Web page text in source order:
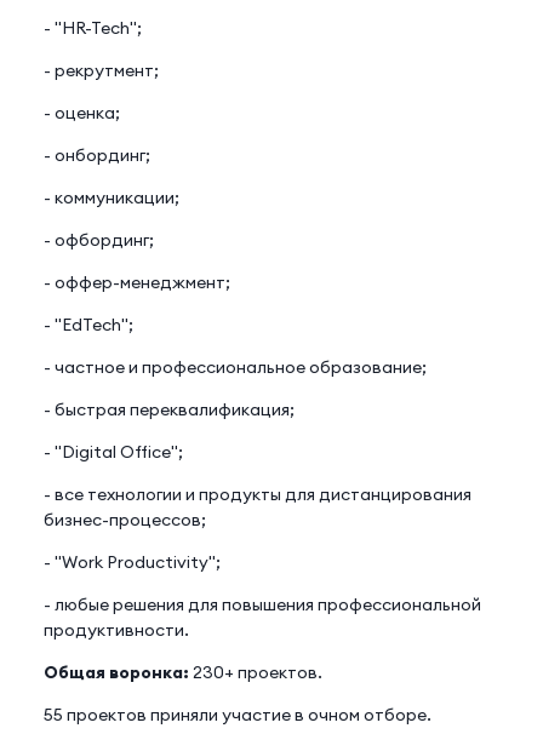
- "HR-Tech";
- рекрутмент;
- оценка;
- онбординг;
- коммуникации;
- офбординг;
- оффер-менеджмент;
- "EdTech";
- частное и профессиональное образование;
- быстрая переквалификация;
- "Digital Office";
- все технологии и продукты для дистанцирования
бизнес-процессов;
- "Work Productivity";
- любые решения для повышения профессиональной
продуктивности.
Общая воронка: 230+ проектов.
55 проектов приняли участие в очном отборе.